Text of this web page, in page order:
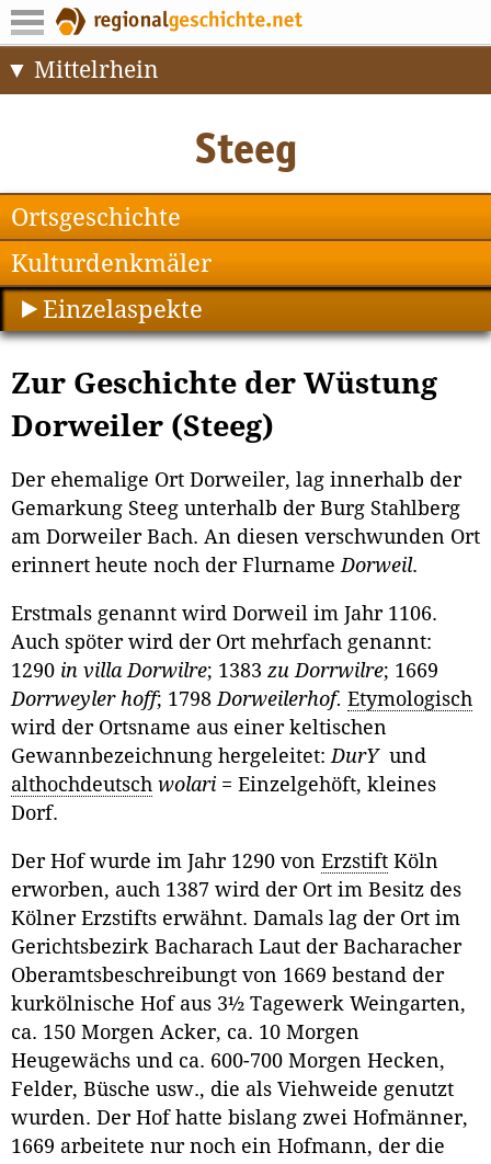
Mittelrhein
Ortsgeschichte
Kulturdenkmäler
Einzelaspekte
Zur Geschichte der Wüstung
Dorweiler (Steeg)
Der ehemalige Ort Dorweiler, lag innerhalb der
Gemarkung Steeg unterhalb der Burg Stahlberg
am Dorweiler Bach. An diesen verschwunden Ort
erinnert heute noch der FlurnameDorweil.
Erstmals genannt wird Dorweil im Jahr 1106.
Auch spöter wird der Ort mehrfach genannt:
1290 in villa Dorwilre; 1383 zu Dorrwilre; 1669
Dorrweyler hoff; 1798Dorweilerhof. Etymologisch
wird der Ortsname aus einer keltischen
Gewannbezeichnung hergeleitet:DurYund
althochdeutsch wolari = Einzelgehöft, kleines
Dorf.
Der Hof wurde im Jahr 1290 von Erzstift Köln
erworben, auch 1387 wird der Ort im Besitz des
Kölner Erzstifts erwähnt. Damals lag der Ort im
Gerichtsbezirk Bacharach Laut der Bacharacher
Oberamtsbeschreibungt von 1669 bestand der
kurkölnische Hof aus 3½ Tagewerk Weingarten,
ca. 150 Morgen Acker, ca. 10 Morgen
Heugewächs und ca. 600-700 Morgen Hecken,
Felder, Büsche usw., die als Viehweide genutzt
wurden. Der Hof hatte bislang zwei Hofmänner,
1669 arbeitete nur noch ein Hofmann, der die